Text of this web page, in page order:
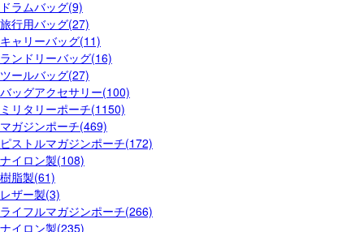
ドラムバッグ(9)
旅行用バッグ(27)
キャリーバッグ(11)
ランドリーバッグ(16)
ツールバッグ(27)
バッグアクセサリー(100)
ミリタリーポーチ(1150)
マガジンポーチ(469)
ピストルマガジンポーチ(172)
ナイロン製(108)
樹脂製(61)
レザー製(3)
ライフルマガジンポーチ(266)
ナイロン製(235)